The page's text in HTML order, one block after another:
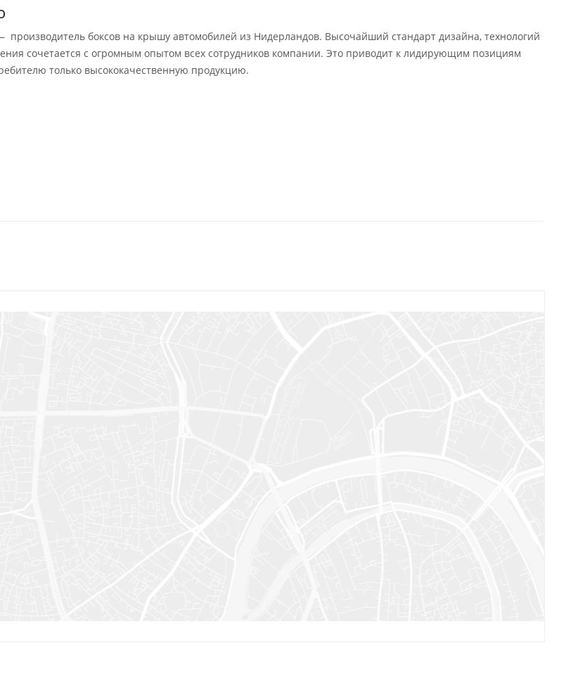
производитель боксов на крышу автомобилей из Нидерландов. Высочайший стандарт дизайна, технологий
сочетается с огромным опытом всех сотрудников компании. Это приводит к лидирующим позициям
только высококачественную продукцию.